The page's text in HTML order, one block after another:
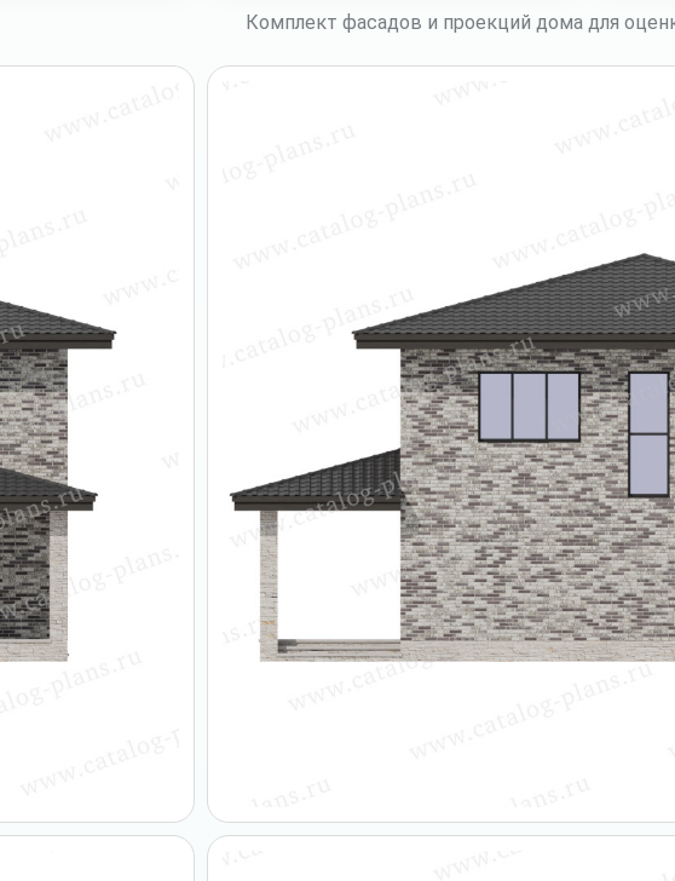
Комплект фасадов и проекций дома для